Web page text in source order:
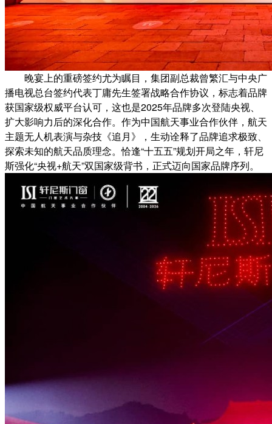
晚宴上的重磅签约尤为瞩目，集团副总裁曾繁汇与中央广
播电视总台签约代表丁庸先生签署战略合作协议，标志着品牌
获国家级权威平台认可，这也是2025年品牌多次登陆央视、
扩大影响力后的深化合作。作为中国航天事业合作伙伴，航天
主题无人机表演与杂技《追月》，生动诠释了品牌追求极致、
探索未知的航天品质理念。恰逢“十五五”规划开局之年，轩尼
斯强化“央视+航天”双国家级背书，正式迈向国家品牌序列。